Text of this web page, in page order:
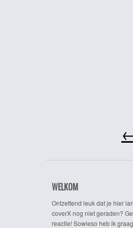
WELKOM
Ontzettend leuk dat je hier
coverX nog niet geraden?
reactie! Sowieso heb ik